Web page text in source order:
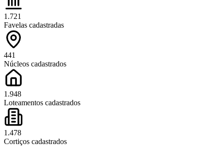
1.721
Favelas cadastradas
441
Núcleos cadastrados
1.948
Loteamentos cadastrados
1.478
Cortiços cadastrados